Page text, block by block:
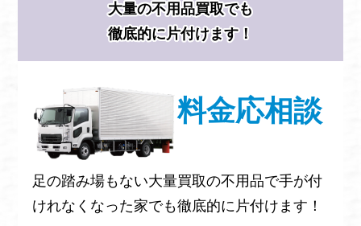
大量の不用品買取でも
徹底的に片付けます！
料金応相談
足の踏み場もない大量買取の不用品で手が付
けれなくなった家でも徹底的に片付けます！